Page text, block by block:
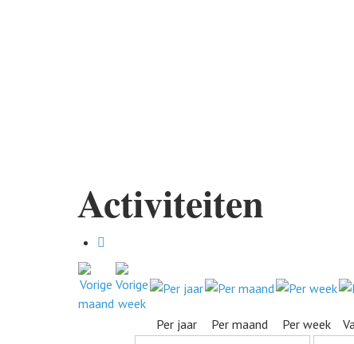
Activiteiten
Per jaar Per maand Per week